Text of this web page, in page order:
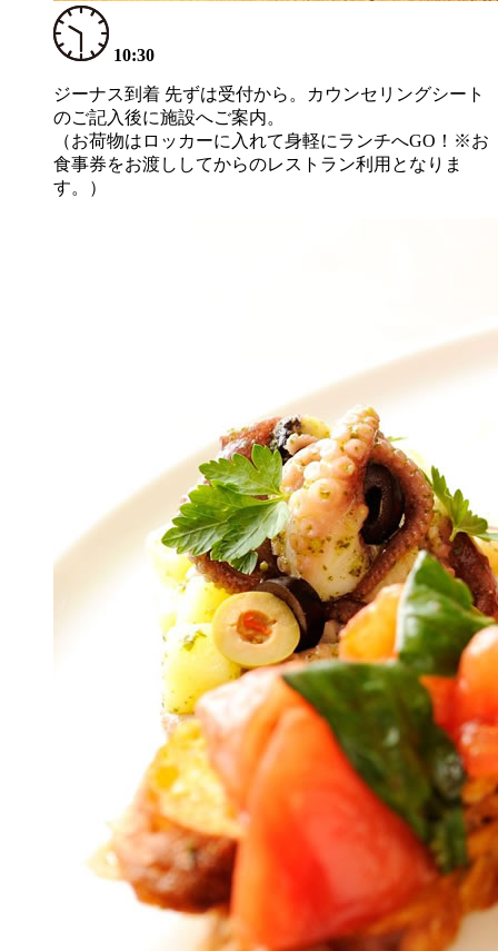
10:30
ジーナス到着 先ずは受付から。カウンセリングシート
のご記入後に施設へご案内。
（お荷物はロッカーに入れて身軽にランチへGO！※お
食事券をお渡ししてからのレストラン利用となりま
す。）